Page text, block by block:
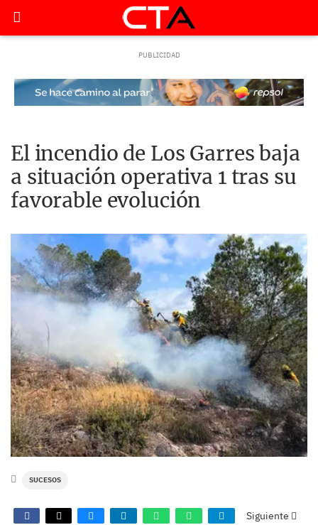
El incendio de Los Garres baja
a situación operativa 1 tras su
favorable evolución
SUCESOS
Siguiente